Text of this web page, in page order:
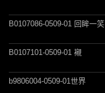
B0107086-0509-01 回眸一笑
B0107101-0509-01 襯
b9806004-0509-01世界